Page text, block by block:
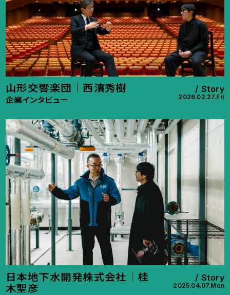
山形交響楽団｜西濱秀樹
企業インタビュー
Story
2026.02.27.Fri
日本地下水開発株式会社｜桂
木聖彦
Story
2025.04.07.Mon